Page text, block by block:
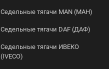
Седельные тягачи MAN (МАН)
Седельные тягачи DAF (ДАФ)
Седельные тягачи ИВЕКО
(IVECO)